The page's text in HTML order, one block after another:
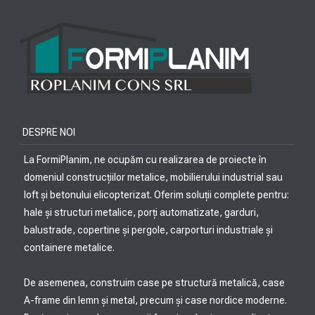
DESPRE NOI
La FormiPlanim, ne ocupăm cu realizarea de proiecte în
domeniul construcțiilor metalice, mobilierului industrial sau
loft și betonului elicopterizat. Oferim soluții complete pentru:
hale și structuri metalice, porți automatizate, garduri,
balustrade, copertine și pergole, carporturi industriale și
containere metalice.
De asemenea, construim case pe structură metalică, case
A-frame din lemn și metal, precum și case nordice moderne.